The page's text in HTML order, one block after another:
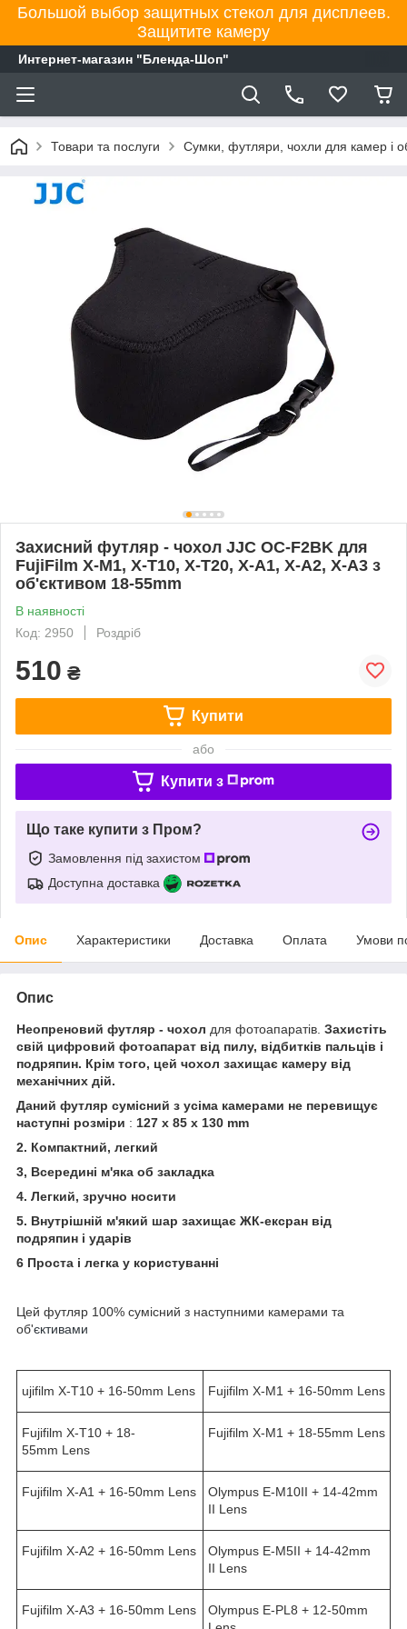
Большой выбор защитных стекол для дисплеев.
Защитите камеру
Интернет-магазин "Бленда-Шоп"
Товари та послуги Сумки, футляри, чохли для камер і
Захисний футляр - чохол JJC OC-F2BK для
FujiFilm X-M1, X-T10, X-T20, X-A1, X-A2, X-A3 з
об'єктивом 18-55mm
В наявності
Код: 2950
Роздріб
510 ₴
Купити
або
Купити з
Що таке купити з Пром?
Замовлення під захистом
Доступна доставка
Опис Характеристики Доставка Оплата Умови
Опис
Неопреновий футляр - чохол для фотоапаратів. Захистіть
свій цифровий фотоапарат від пилу, відбитків пальців і
подряпин. Крім того, цей чохол захищає камеру від
механічних дій.
Даний футляр сумісний з усіма камерами не перевищує
наступні розміри : 127 x 85 x 130 mm
2. Компактний, легкий
3, Всередині м'яка об закладка
4. Легкий, зручно носити
5. Внутрішній м'який шар захищає ЖК-ексран від
подряпин і ударів
6 Проста і легка у користуванні
Цей футляр 100% сумісний з наступними камерами та
об'єктивами
ujifilm X-T10 + 16-50mm Lens Fujifilm X-M1 + 16-50mm Lens
Fujifilm X-T10 + 18-
55mm Lens
Fujifilm X-M1 + 18-55mm Lens
Fujifilm X-A1 + 16-50mm Lens
Olympus E-M10II + 14-42mm
II Lens
Fujifilm X-A2 + 16-50mm Lens
Olympus E-M5II + 14-42mm
II Lens
Fujifilm X-A3 + 16-50mm Lens
Olympus E-PL8 + 12-50mm